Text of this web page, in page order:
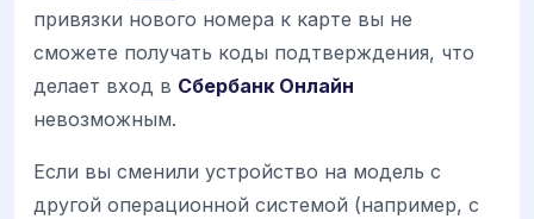
привязки нового номера к карте вы не
сможете получать коды подтверждения, что
делает вход в Сбербанк Онлайн
невозможным.
Если вы сменили устройство на модель с
другой операционной системой (например, с